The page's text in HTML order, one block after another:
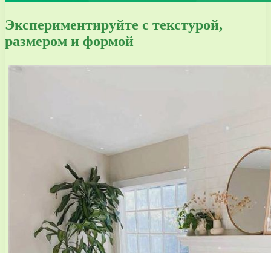
Экспериментируйте с текстурой,
размером и формой